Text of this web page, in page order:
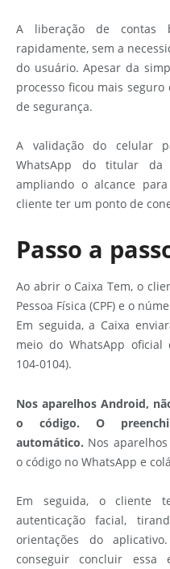
A liberação de contas
rapidamente, sem a
do usuário. Apesar da
processo ficou mais seguro
de segurança.
A validação do celular
WhatsApp do titular da
ampliando o alcance
cliente ter um ponto de
Passo a
Ao abrir o Caixa Tem, o
Pessoa Física (CPF) e o
Em seguida, a Caixa
meio do WhatsApp oficial
104-0104).
Nos aparelhos Android,
o código. O
automático. Nos
o código no WhatsApp e
Em seguida, o cliente
autenticação facial,
orientações do
conseguir concluir